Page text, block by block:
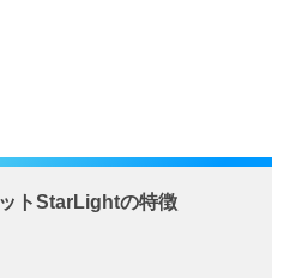
トStarLightの特徴